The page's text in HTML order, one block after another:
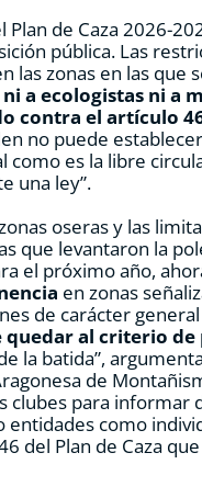
Plan de Caza 2026-
pública. Las
las zonas en las que
a ecologistas ni a
contra el artículo
no puede
es la libre
una ley”.
oseras y las
que levantaron la
el próximo año,
en zonas
de carácter
quedar al criterio
la batida”,
de
clubes para informar
entidades como
del Plan de Caza